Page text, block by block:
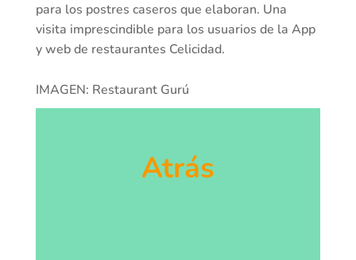
para los postres caseros que elaboran. Una
visita imprescindible para los usuarios de la App
y web de restaurantes Celicidad.
IMAGEN: Restaurant Gurú
Atrás